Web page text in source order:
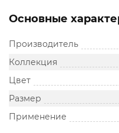
Основные
Производитель
Коллекция
Цвет
Размер
Применение